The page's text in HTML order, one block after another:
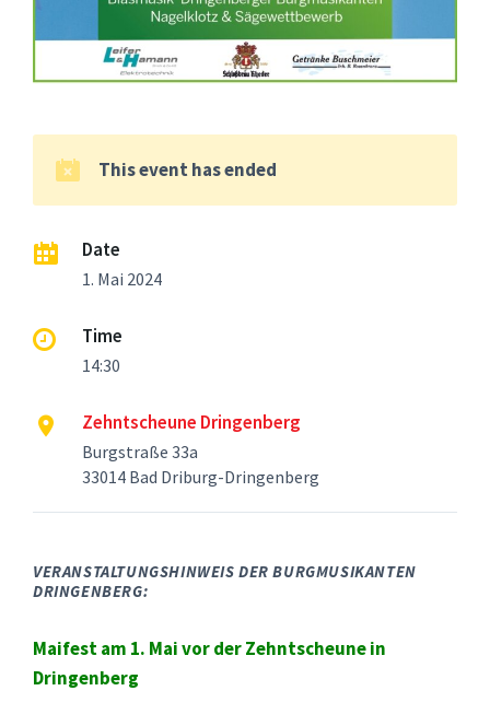
This event has ended
Date
1. Mai 2024
Time
14:30
Zehntscheune Dringenberg
Burgstraße 33a
33014 Bad Driburg-Dringenberg
VERANSTALTUNGSHINWEIS DER BURGMUSIKANTEN
DRINGENBERG:
Maifest am 1. Mai vor der Zehntscheune in
Dringenberg